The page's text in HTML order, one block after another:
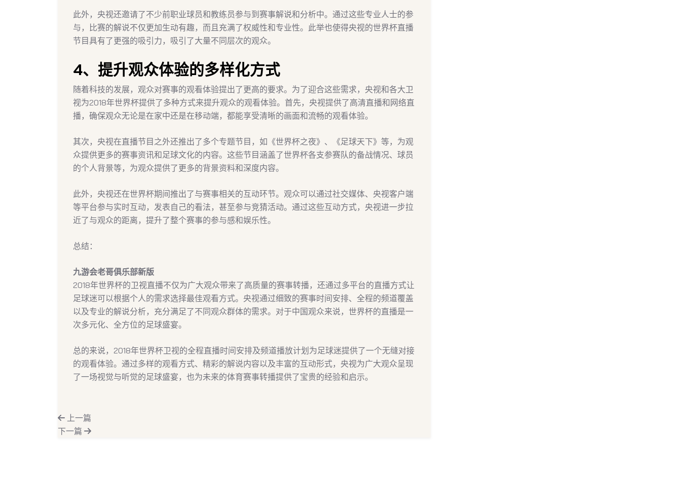
此外，央视还邀请了不少前职业球员和教练员参与到赛事解说和分析中。通过这些专业人士的参
与，比赛的解说不仅更加生动有趣，而且充满了权威性和专业性。此举也使得央视的世界杯直播
节目具有了更强的吸引力，吸引了大量不同层次的观众。
4、提升观众体验的多样化方式
随着科技的发展，观众对赛事的观看体验提出了更高的要求。为了迎合这些需求，央视和各大卫
视为2018年世界杯提供了多种方式来提升观众的观看体验。首先，央视提供了高清直播和网络直
播，确保观众无论是在家中还是在移动端，都能享受清晰的画面和流畅的观看体验。
其次，央视在直播节目之外还推出了多个专题节目，如《世界杯之夜》、《足球天下》等，为观
众提供更多的赛事资讯和足球文化的内容。这些节目涵盖了世界杯各支参赛队的备战情况、球员
的个人背景等，为观众提供了更多的背景资料和深度内容。
此外，央视还在世界杯期间推出了与赛事相关的互动环节。观众可以通过社交媒体、央视客户端
等平台参与实时互动，发表自己的看法，甚至参与竞猜活动。通过这些互动方式，央视进一步拉
近了与观众的距离，提升了整个赛事的参与感和娱乐性。
总结：
九游会老哥俱乐部新版
2018年世界杯的卫视直播不仅为广大观众带来了高质量的赛事转播，还通过多平台的直播方式让
足球迷可以根据个人的需求选择最佳观看方式。央视通过细致的赛事时间安排、全程的频道覆盖
以及专业的解说分析，充分满足了不同观众群体的需求。对于中国观众来说，世界杯的直播是一
次多元化、全方位的足球盛宴。
总的来说，2018年世界杯卫视的全程直播时间安排及频道播放计划为足球迷提供了一个无缝对接
的观看体验。通过多样的观看方式、精彩的解说内容以及丰富的互动形式，央视为广大观众呈现
了一场视觉与听觉的足球盛宴，也为未来的体育赛事转播提供了宝贵的经验和启示。
上一篇
下一篇